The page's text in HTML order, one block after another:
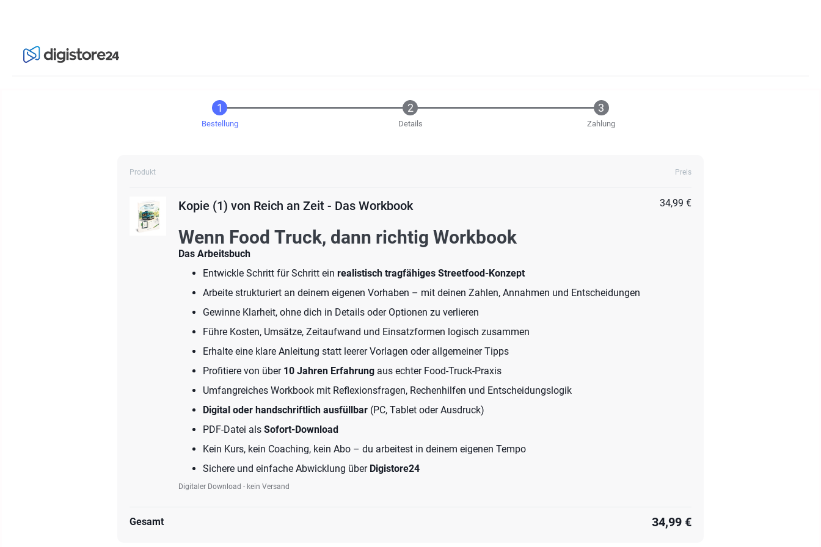
Bestellung Details Zahlung
Produkt Preis
Kopie (1) von Reich an Zeit - Das Workbook
Wenn Food Truck, dann richtig Workbook
Das Arbeitsbuch
Entwickle Schritt für Schritt ein realistisch tragfähiges Streetfood-Konzept
Arbeite strukturiert an deinem eigenen Vorhaben – mit deinen Zahlen, Annahmen und Entscheidungen
Gewinne Klarheit, ohne dich in Details oder Optionen zu verlieren
Führe Kosten, Umsätze, Zeitaufwand und Einsatzformen logisch zusammen
Erhalte eine klare Anleitung statt leerer Vorlagen oder allgemeiner Tipps
Profitiere von über 10 Jahren Erfahrung aus echter Food-Truck-Praxis
Umfangreiches Workbook mit Reflexionsfragen, Rechenhilfen und Entscheidungslogik
Digital oder handschriftlich ausfüllbar (PC, Tablet oder Ausdruck)
PDF-Datei als Sofort-Download
Kein Kurs, kein Coaching, kein Abo – du arbeitest in deinem eigenen Tempo
Sichere und einfache Abwicklung über Digistore24
Digitaler Download - kein Versand
34,99 €
Gesamt 34,99 €